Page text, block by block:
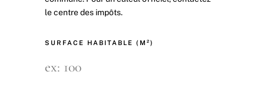
le centre des impôts.
SURFACE HABITABLE (M²)